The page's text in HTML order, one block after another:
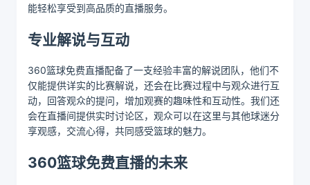
能轻松享受到高品质的直播服务。
专业解说与互动
360篮球免费直播配备了一支经验丰富的解说团队，他们不
仅能提供详实的比赛解说，还会在比赛过程中与观众进行互
动，回答观众的提问，增加观赛的趣味性和互动性。我们还
会在直播间提供实时讨论区，观众可以在这里与其他球迷分
享观感，交流心得，共同感受篮球的魅力。
360篮球免费直播的未来